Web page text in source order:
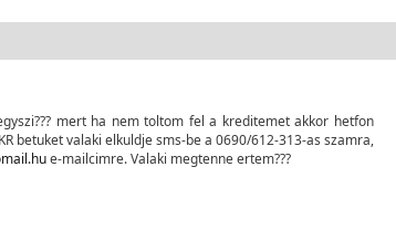
mert ha nem toltom fel a kreditemet akkor hetfon
betuket valaki elkuldje sms-be a 0690/612-313-as szamra,
e-mailcimre. Valaki megtenne ertem???